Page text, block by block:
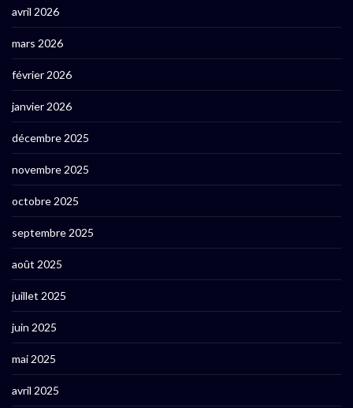
avril 2026
mars 2026
février 2026
janvier 2026
décembre 2025
novembre 2025
octobre 2025
septembre 2025
août 2025
juillet 2025
juin 2025
mai 2025
avril 2025